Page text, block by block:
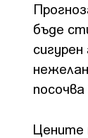
бъде
Цените